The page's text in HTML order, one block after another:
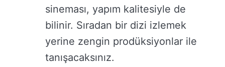
sineması, yapım kalitesiyle de
bilinir. Sıradan bir dizi izlemek
yerine zengin prodüksiyonlar ile
tanışacaksınız.